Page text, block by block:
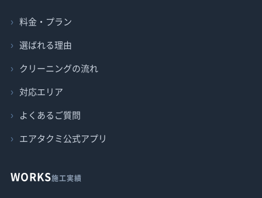
料金・プラン
選ばれる理由
クリーニングの流れ
対応エリア
よくあるご質問
エアタクミ公式アプリ
WORKS施工実績